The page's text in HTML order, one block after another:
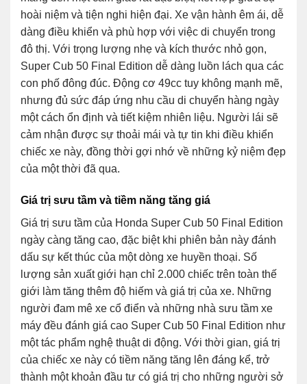
hoài niệm và tiện nghi hiện đại. Xe vận hành êm ái, dễ
dàng điều khiển và phù hợp với việc di chuyển trong
đô thị. Với trọng lượng nhẹ và kích thước nhỏ gọn,
Super Cub 50 Final Edition dễ dàng luồn lách qua các
con phố đông đúc. Động cơ 49cc tuy không mạnh mẽ,
nhưng đủ sức đáp ứng nhu cầu di chuyển hàng ngày
một cách ổn định và tiết kiệm nhiên liệu. Người lái sẽ
cảm nhận được sự thoải mái và tự tin khi điều khiển
chiếc xe này, đồng thời gợi nhớ về những kỷ niệm đẹp
của một thời đã qua.
Giá trị sưu tầm và tiềm năng tăng giá
Giá trị sưu tầm của Honda Super Cub 50 Final Edition
ngày càng tăng cao, đặc biệt khi phiên bản này đánh
dấu sự kết thúc của một dòng xe huyền thoại. Số
lượng sản xuất giới hạn chỉ 2.000 chiếc trên toàn thế
giới làm tăng thêm độ hiếm và giá trị của xe. Những
người đam mê xe cổ điển và những nhà sưu tầm xe
máy đều đánh giá cao Super Cub 50 Final Edition như
một tác phẩm nghệ thuật di động. Với thời gian, giá trị
của chiếc xe này có tiềm năng tăng lên đáng kể, trở
thành một khoản đầu tư có giá trị cho những người sở